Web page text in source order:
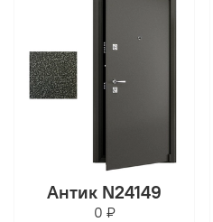
Антик N24149
0 ₽